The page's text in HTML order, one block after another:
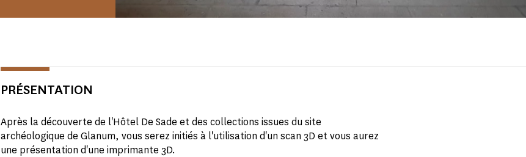
PRÉSENTATION
Après la découverte de l'Hôtel De Sade et des collections issues du site
archéologique de Glanum, vous serez initiés à l'utilisation d'un scan 3D et vous aurez
une présentation d'une imprimante 3D.